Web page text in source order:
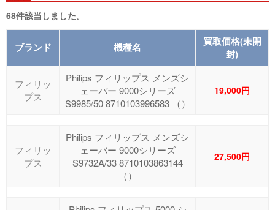
68件該当しました。
ブランド 機種名
買取価格(未開
封)
フィリッ
プス
Philips フィリップス メンズシ
ェーバー 9000シリーズ
S9985/50 8710103996583 （）
19,000円
フィリッ
プス
Philips フィリップス メンズシ
ェーバー 9000シリーズ
S9732A/33 8710103863144
（）
27,500円